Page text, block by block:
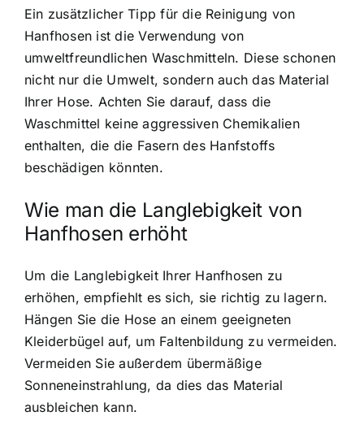
Ein zusätzlicher Tipp für die Reinigung von
Hanfhosen ist die Verwendung von
umweltfreundlichen Waschmitteln. Diese schonen
nicht nur die Umwelt, sondern auch das Material
Ihrer Hose. Achten Sie darauf, dass die
Waschmittel keine aggressiven Chemikalien
enthalten, die die Fasern des Hanfstoffs
beschädigen könnten.
Wie man die Langlebigkeit von
Hanfhosen erhöht
Um die Langlebigkeit Ihrer Hanfhosen zu
erhöhen, empfiehlt es sich, sie richtig zu lagern.
Hängen Sie die Hose an einem geeigneten
Kleiderbügel auf, um Faltenbildung zu vermeiden.
Vermeiden Sie außerdem übermäßige
Sonneneinstrahlung, da dies das Material
ausbleichen kann.